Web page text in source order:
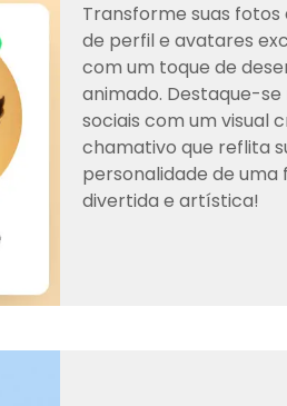
Transforme suas
de perfil e avatares
com um toque de
animado. Destaque-se
sociais com um visual
chamativo que reflita
personalidade de uma
divertida e artística!